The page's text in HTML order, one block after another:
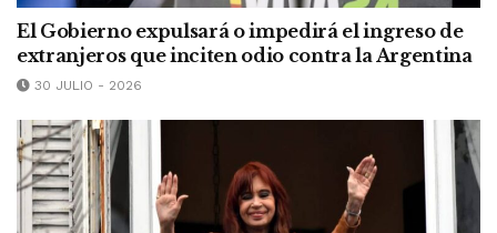
El Gobierno expulsará o impedirá el ingreso de
extranjeros que inciten odio contra la Argentina
30 JULIO - 2026